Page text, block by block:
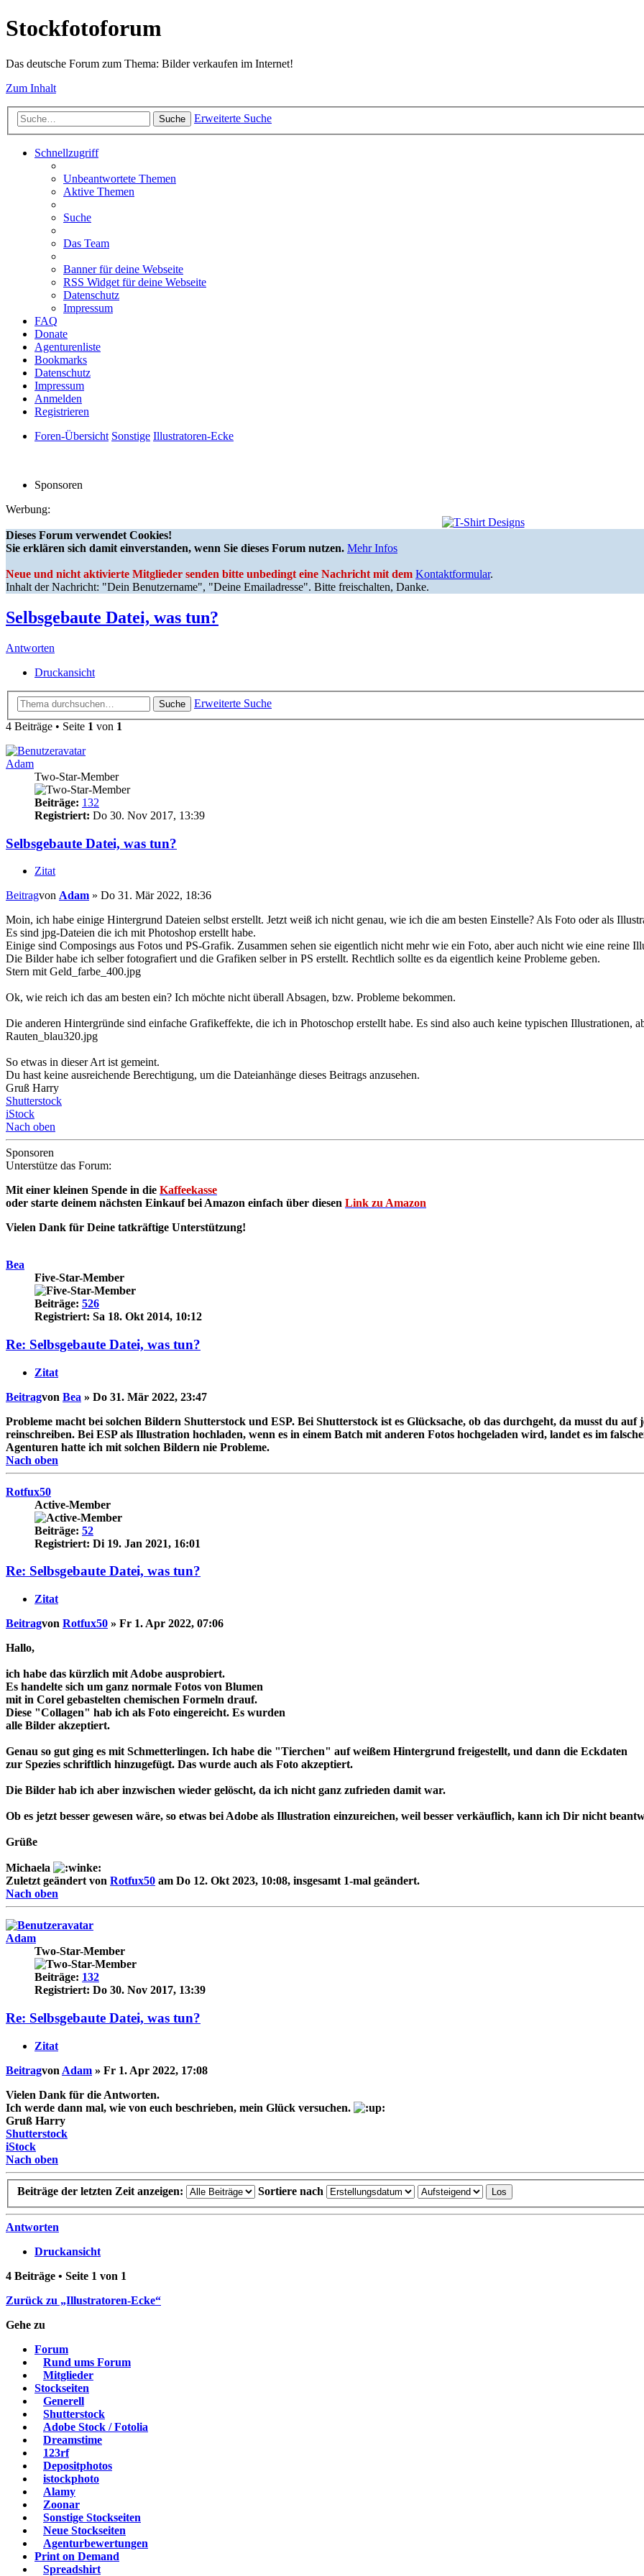
Stockfotoforum
Das deutsche Forum zum Thema: Bilder verkaufen im Internet!
Zum Inhalt
Suche Erweiterte Suche
Schnellzugriff
Unbeantwortete Themen
Aktive Themen
Suche
Das Team
Banner für deine Webseite
RSS Widget für deine Webseite
Datenschutz
Impressum
FAQ
Donate
Agenturenliste
Bookmarks
Datenschutz
Impressum
Anmelden
Registrieren
Foren-Übersicht Sonstige Illustratoren-Ecke
Sponsoren
Werbung:
Dieses Forum verwendet Cookies!
Sie erklären sich damit einverstanden, wenn Sie dieses Forum nutzen. Mehr Infos
Neue und nicht aktivierte Mitglieder senden bitte unbedingt eine Nachricht mit dem Kontaktformular.
Inhalt der Nachricht: "Dein Benutzername", "Deine Emailadresse". Bitte freischalten, Danke.
Selbsgebaute Datei, was tun?
Antworten
Druckansicht
Suche
Erweiterte Suche
4 Beiträge • Seite 1 von 1
Adam
Two-Star-Member
Beiträge: 132
Registriert: Do 30. Nov 2017, 13:39
Selbsgebaute Datei, was tun?
Zitat
Beitragvon Adam » Do 31. Mär 2022, 18:36
Moin, ich habe einige Hintergrund Dateien selbst erstellt. Jetzt weiß ich nicht genau, wie ich die am besten Einstelle? Als Foto oder als
Es sind jpg-Dateien die ich mit Photoshop erstellt habe.
Einige sind Composings aus Fotos und PS-Grafik. Zusammen sehen sie eigentlich nicht mehr wie ein Foto, aber auch nicht wie eine reine
Die Bilder habe ich selber fotografiert und die Grafiken selber in PS erstellt. Rechtlich sollte es da eigentlich keine Probleme geben.
Stern mit Geld_farbe_400.jpg
Ok, wie reich ich das am besten ein? Ich möchte nicht überall Absagen, bzw. Probleme bekommen.
Die anderen Hintergründe sind einfache Grafikeffekte, die ich in Photoschop erstellt habe. Es sind also auch keine typischen Illustrationen,
Rauten_blau320.jpg
So etwas in dieser Art ist gemeint.
Du hast keine ausreichende Berechtigung, um die Dateianhänge dieses Beitrags anzusehen.
Gruß Harry
Shutterstock
iStock
Nach oben
Sponsoren
Unterstütze das Forum:
Mit einer kleinen Spende in die Kaffeekasse
oder starte deinem nächsten Einkauf bei Amazon einfach über diesen Link zu Amazon
Vielen Dank für Deine tatkräftige Unterstützung!
Bea
Five-Star-Member
Beiträge: 526
Registriert: Sa 18. Okt 2014, 10:12
Re: Selbsgebaute Datei, was tun?
Zitat
Beitragvon Bea » Do 31. Mär 2022, 23:47
Probleme macht bei solchen Bildern Shutterstock und ESP. Bei Shutterstock ist es Glücksache, ob das durchgeht, da musst du
reinschreiben. Bei ESP als Illustration hochladen, wenn es in einem Batch mit anderen Fotos hochgeladen wird, landet es im
Agenturen hatte ich mit solchen Bildern nie Probleme.
Nach oben
Rotfux50
Active-Member
Beiträge: 52
Registriert: Di 19. Jan 2021, 16:01
Re: Selbsgebaute Datei, was tun?
Zitat
Beitragvon Rotfux50 » Fr 1. Apr 2022, 07:06
Hallo,
ich habe das kürzlich mit Adobe ausprobiert.
Es handelte sich um ganz normale Fotos von Blumen
mit in Corel gebastelten chemischen Formeln drauf.
Diese "Collagen" hab ich als Foto eingereicht. Es wurden
alle Bilder akzeptiert.
Genau so gut ging es mit Schmetterlingen. Ich habe die "Tierchen" auf weißem Hintergrund freigestellt, und dann die Eckdaten
zur Spezies schriftlich hinzugefügt. Das wurde auch als Foto akzeptiert.
Die Bilder hab ich aber inzwischen wieder gelöscht, da ich nicht ganz zufrieden damit war.
Ob es jetzt besser gewesen wäre, so etwas bei Adobe als Illustration einzureichen, weil besser verkäuflich, kann ich Dir nicht
Grüße
Michaela
Zuletzt geändert von Rotfux50 am Do 12. Okt 2023, 10:08, insgesamt 1-mal geändert.
Nach oben
Adam
Two-Star-Member
Beiträge: 132
Registriert: Do 30. Nov 2017, 13:39
Re: Selbsgebaute Datei, was tun?
Zitat
Beitragvon Adam » Fr 1. Apr 2022, 17:08
Vielen Dank für die Antworten.
Ich werde dann mal, wie von euch beschrieben, mein Glück versuchen.
Gruß Harry
Shutterstock
iStock
Nach oben
Beiträge der letzten Zeit anzeigen: Sortiere nach
Antworten
Druckansicht
4 Beiträge • Seite 1 von 1
Zurück zu „Illustratoren-Ecke“
Gehe zu
Forum
Rund ums Forum
Mitglieder
Stockseiten
Generell
Shutterstock
Adobe Stock / Fotolia
Dreamstime
123rf
Depositphotos
istockphoto
Alamy
Zoonar
Sonstige Stockseiten
Neue Stockseiten
Agenturbewertungen
Print on Demand
Spreadshirt